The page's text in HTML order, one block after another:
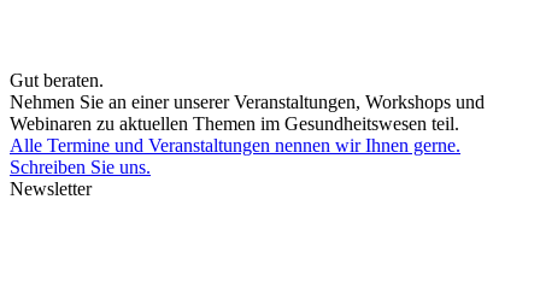
Gut beraten.
Nehmen Sie an einer unserer Veranstaltungen, Workshops und
Webinaren zu aktuellen Themen im Gesundheitswesen teil.
Alle Termine und Veranstaltungen nennen wir Ihnen gerne.
Schreiben Sie uns.
Newsletter